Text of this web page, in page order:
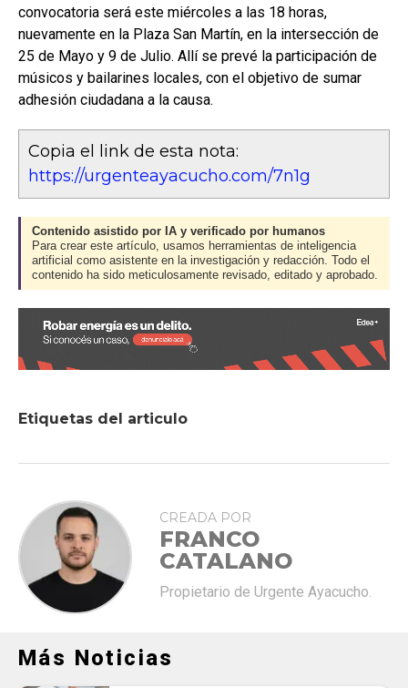
convocatoria será este miércoles a las 18 horas,
nuevamente en la Plaza San Martín, en la intersección de
25 de Mayo y 9 de Julio. Allí se prevé la participación de
músicos y bailarines locales, con el objetivo de sumar
adhesión ciudadana a la causa.
Copia el link de esta nota:
https://urgenteayacucho.com/7n1g
Contenido asistido por IA y verificado por humanos
Para crear este artículo, usamos herramientas de inteligencia
artificial como asistente en la investigación y redacción. Todo el
contenido ha sido meticulosamente revisado, editado y aprobado.
Etiquetas del articulo
CREADA POR
FRANCO
CATALANO
Propietario de Urgente Ayacucho.
Más Noticias